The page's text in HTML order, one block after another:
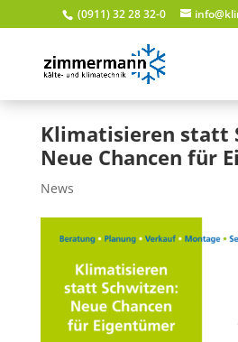
(0911) 32 28 32-0
Klimatisieren statt
Neue Chancen für
News